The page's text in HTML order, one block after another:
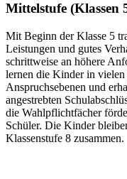
Mittelstufe (Klassen
Mit Beginn der Klasse 5
Leistungen und gutes
schrittweise an höhere
lernen die Kinder in
Anspruchsebenen und
angestrebten
die Wahlpflichtfächer
Schüler. Die Kinder
Klassenstufe 8 zusammen.